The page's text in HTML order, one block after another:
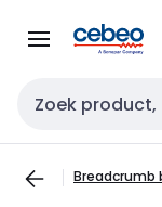
naar
naar
Zoekveld invoer
Breadcrumb